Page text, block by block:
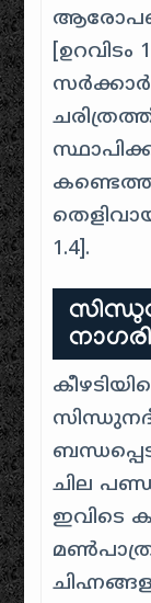
ഉറവിടം
1.4].
ചില
ഇവിടെ